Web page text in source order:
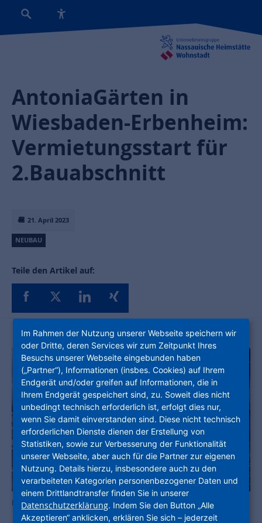
21. April 2023
NEUBAU
Teile den Artikel auf:
AntoniaGärten in
Wiesbaden-Erbenheim:
Vermietungsstart für
2.Bauabschnitt
Die bezugsfertigen Wohnungen in den AntoniaGärten. Foto: NHW
Im Rahmen der Nutzung unserer Webseite speichern wir
oder Dritte, deren Services wir zum Zeitpunkt Ihres
Besuchs unserer Webseite eingebunden haben
(„Partner“), Informationen (insbes. Cookies) auf Ihrem
Endgerät und/oder greifen auf Informationen, die in
Ihrem Endgerät gespeichert sind, zu. Soweit dies nicht
unbedingt technisch erforderlich ist, erfolgt dies nur,
wenn Sie damit einverstanden sind. Diese nicht technisch
erforderlichen Dienste dienen der Erstellung von
Statistiken, sowie zur Verbesserung der Funktionalität
unserer Webseite, aber auch für die Partner zur eigenen
Nutzung. Details hierzu, insbesondere auch zu den
verarbeiteten Kategorien personenbezogener Daten und
einem Drittlandtransfer finden Sie in unserer
Datenschutzerklärung. Indem Sie den Button „Alle
Akzeptieren“ anklicken, erklären Sie sich – jederzeit